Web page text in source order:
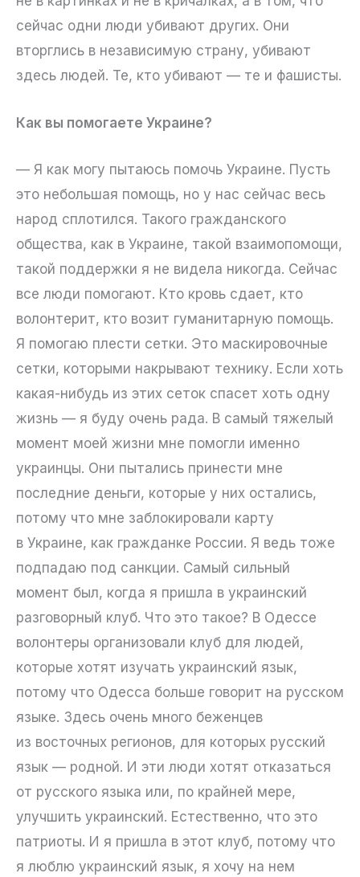
сейчас одни люди убивают других. Они
вторглись в независимую страну, убивают
здесь людей. Те, кто убивают — те и фашисты.
Как вы помогаете Украине?
— Я как могу пытаюсь помочь Украине. Пусть
это небольшая помощь, но у нас сейчас весь
народ сплотился. Такого гражданского
общества, как в Украине, такой взаимопомощи,
такой поддержки я не видела никогда. Сейчас
все люди помогают. Кто кровь сдает, кто
волонтерит, кто возит гуманитарную помощь.
Я помогаю плести сетки. Это маскировочные
сетки, которыми накрывают технику. Если хоть
какая-нибудь из этих сеток спасет хоть одну
жизнь — я буду очень рада. В самый тяжелый
момент моей жизни мне помогли именно
украинцы. Они пытались принести мне
последние деньги, которые у них остались,
потому что мне заблокировали карту
в Украине, как гражданке России. Я ведь тоже
подпадаю под санкции. Самый сильный
момент был, когда я пришла в украинский
разговорный клуб. Что это такое? В Одессе
волонтеры организовали клуб для людей,
которые хотят изучать украинский язык,
потому что Одесса больше говорит на русском
языке. Здесь очень много беженцев
из восточных регионов, для которых русский
язык — родной. И эти люди хотят отказаться
от русского языка или, по крайней мере,
улучшить украинский. Естественно, что это
патриоты. И я пришла в этот клуб, потому что
я люблю украинский язык, я хочу на нем